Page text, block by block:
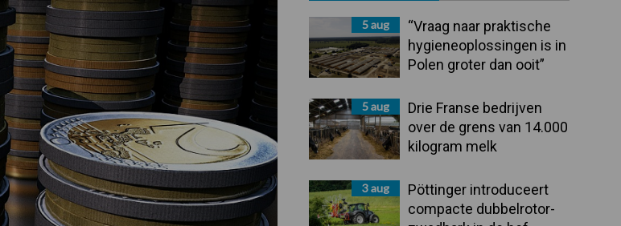
Sidebar5 aug
“Vraag naar praktische
hygieneoplossingen is in
Polen groter dan ooit”
5 aug
Drie Franse bedrijven
over de grens van 14.000
kilogram melk
3 aug
Pöttinger introduceert
compacte dubbelrotor-